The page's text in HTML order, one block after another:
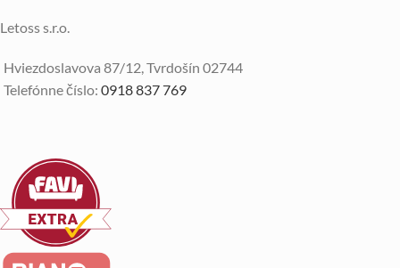
Letoss s.r.o.
Hviezdoslavova 87/12, Tvrdošín 02744
Telefónne číslo: 0918 837 769